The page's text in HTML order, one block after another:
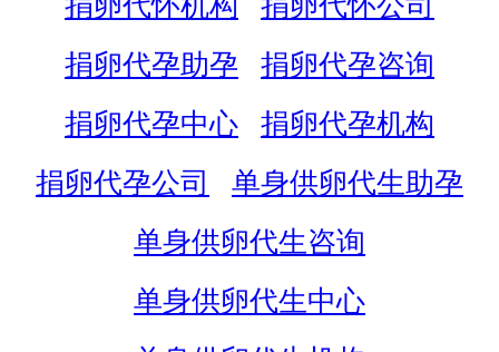
捐卵代孕助孕
捐卵代孕咨询
捐卵代孕中心
捐卵代孕机构
捐卵代孕公司
单身供卵代生助孕
单身供卵代生咨询
单身供卵代生中心